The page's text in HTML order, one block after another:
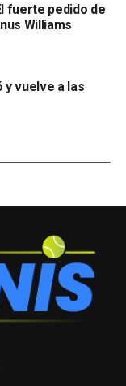
fuerte pedido de
Williams
y vuelve a las